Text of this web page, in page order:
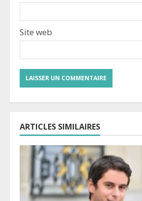
Site web
ARTICLES SIMILAIRES